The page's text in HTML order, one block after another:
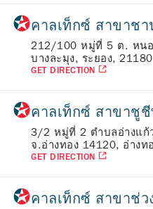
คาลเท็กซ์ สาขาช
212/100 หมู่ที่ 5 ต. หน
บางละมุง, ระยอง, 21180
GET DIRECTION
คาลเท็กซ์ สาขาชู
3/2 หมู่ที่ 2 ตำบลอ่างแก้
จ.อ่างทอง 14120, อ่างท
GET DIRECTION
คาลเท็กซ์ สาขาช่ว